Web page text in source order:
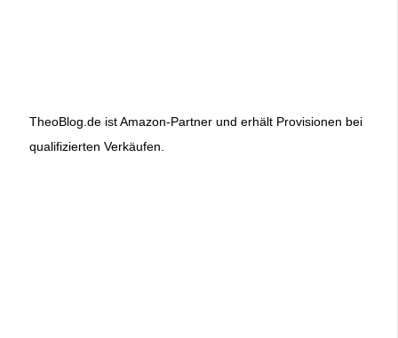
TheoBlog.de ist Amazon-Partner und erhält Provisionen bei
qualifizierten Verkäufen.